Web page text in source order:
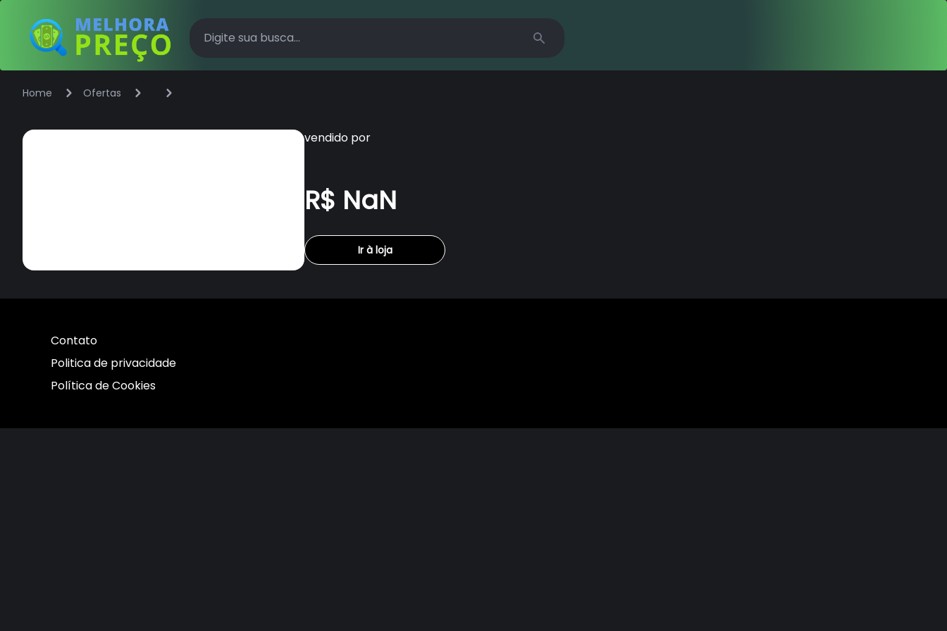
Home Ofertas
vendido por
R$ NaN
Ir à loja
Contato
Politica de privacidade
Política de Cookies